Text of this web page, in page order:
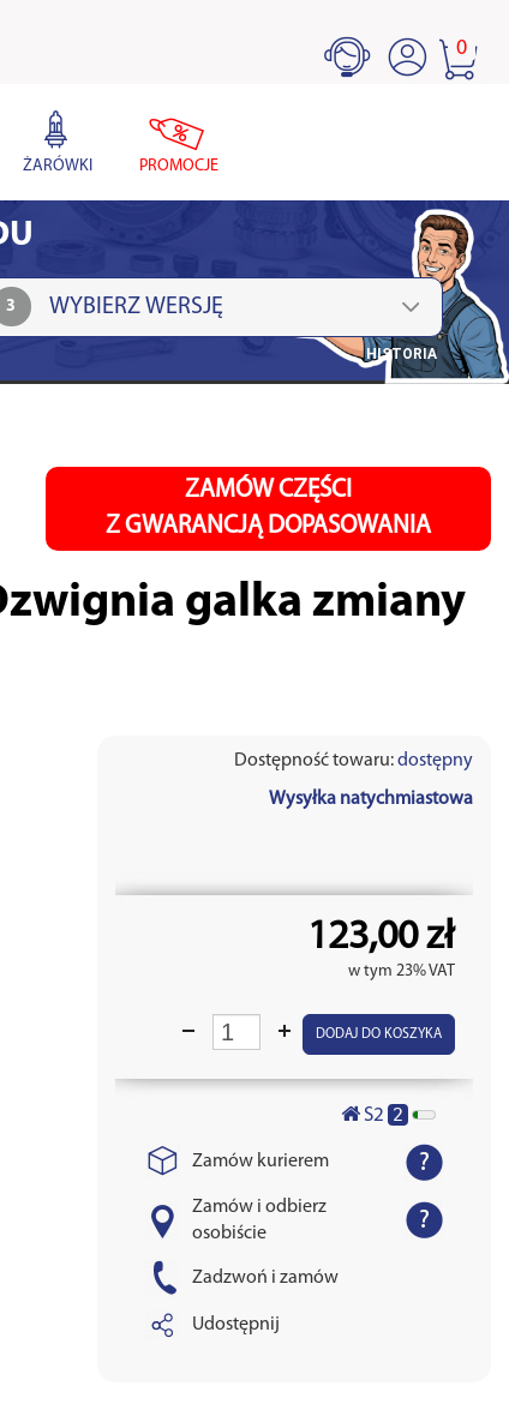
0
ŻARÓWKI PROMOCJE
3
HISTORIA
ZAMÓW CZĘŚCI
Z GWARANCJĄ DOPASOWANIA
galka zmiany
Dostępność towaru:dostępny
Wysyłka natychmiastowa
123,00 zł
w tym 23% VAT
DODAJ DO KOSZYKA
S2 2
Zamów kurierem
Zamów i odbierz
osobiście
Zadzwoń i zamów
Udostępnij